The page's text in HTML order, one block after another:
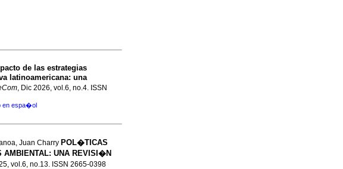
de las estrategias
latinoamericana: una
, Dic 2026, vol.6, no.4. ISSN
en espa�ol
Juan Charry POL�TICAS
UNA REVISI�N
vol.6, no.13. ISSN 2665-0398